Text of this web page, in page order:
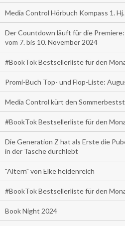
Media Control Hörbuch Kompass 1.
Der Countdown läuft für die
vom 7. bis 10. November 2024
#BookTok Bestsellerliste für den
Promi-Buch Top- und Flop-Liste:
Media Control kürt den
#BookTok Bestsellerliste für den
Die Generation Z hat als Erste die
in der Tasche durchlebt
"Altern" von Elke heidenreich
#BookTok Bestsellerliste für den
Book Night 2024